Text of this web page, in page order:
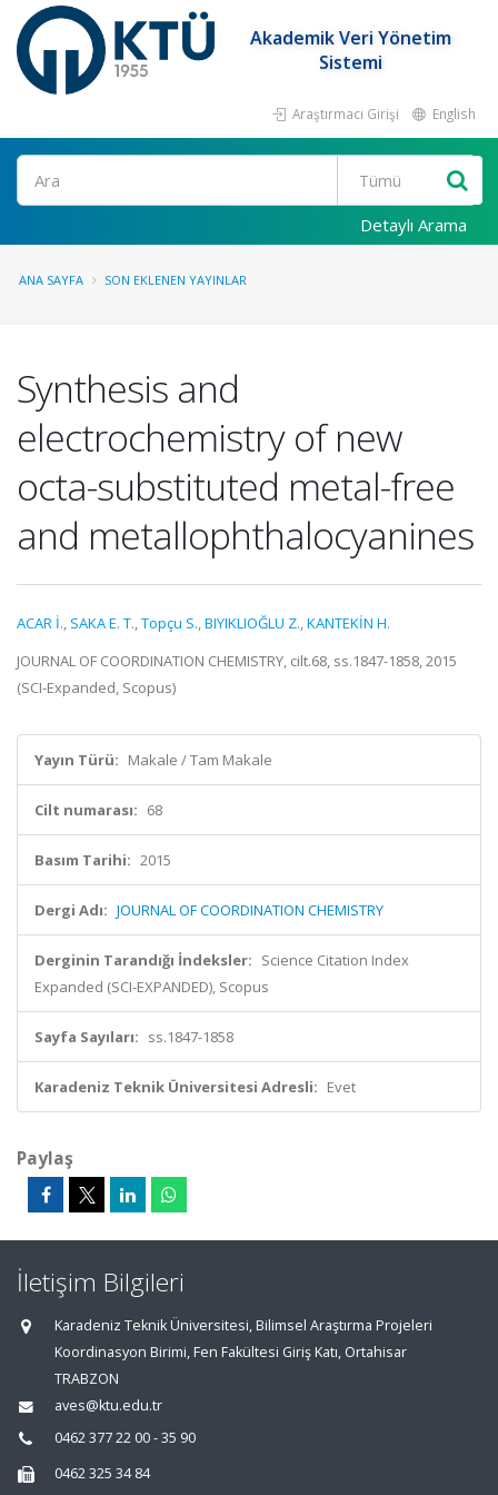
Akademik Veri Yönetim
Sistemi
Araştırmacı Girişi English
Ara
Detaylı Arama
ANA SAYFA SON EKLENEN YAYINLAR
Synthesis and
electrochemistry of new
octa-substituted metal-free
and metallophthalocyanines
ACAR İ., SAKA E. T.,Topçu S.,BIYIKLIOĞLU Z.,KANTEKİN H.
JOURNAL OF COORDINATION CHEMISTRY, cilt.68, ss.1847-1858, 2015
(SCI-Expanded, Scopus)
Yayın Türü: Makale / Tam Makale
Cilt numarası: 68
Basım Tarihi: 2015
Dergi Adı: JOURNAL OF COORDINATION CHEMISTRY
Derginin Tarandığı İndeksler: Science Citation Index
Expanded (SCI-EXPANDED), Scopus
Sayfa Sayıları: ss.1847-1858
Karadeniz Teknik Üniversitesi Adresli: Evet
Paylaş
İletişim Bilgileri
Karadeniz Teknik Üniversitesi, Bilimsel Araştırma Projeleri
Koordinasyon Birimi, Fen Fakültesi Giriş Katı, Ortahisar
TRABZON
aves@ktu.edu.tr
0462 377 22 00 - 35 90
0462 325 34 84